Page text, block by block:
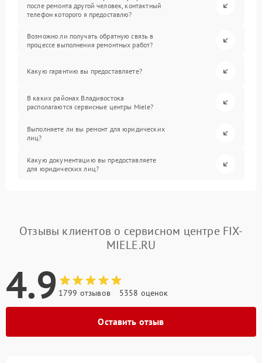
после ремонта другой человек, контактный
телефон которого я предоставлю?
Возможно ли получать обратную связь в
процессе выполнения ремонтных работ?
Какую гарантию вы предоставляете?
В каких районах Владивостока
располагаются сервисные центры Miele?
Выполняете ли вы ремонт для юридических
лиц?
Какую документацию вы предоставляете
для юридических лиц?
Отзывы клиентов о сервисном центре FIX-
MIELE.RU
4.9 1799 отзывов 5358 оценок
Оставить отзыв